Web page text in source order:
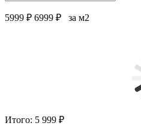
5999 ₽ 6999 ₽ за м2
Итого: 5 999 ₽